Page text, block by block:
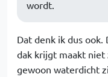
wordt.
Dat denk ik dus
dak krijgt maakt
gewoon waterdicht